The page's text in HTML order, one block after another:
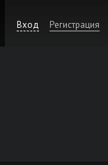
Вход Регистрация